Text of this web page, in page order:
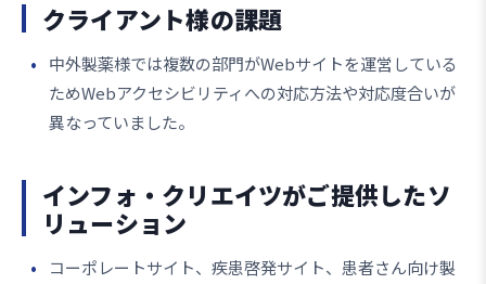
クライアント様の課題
中外製薬様では複数の部門がWebサイトを運営している
ためWebアクセシビリティへの対応方法や対応度合いが
異なっていました。
インフォ・クリエイツがご提供したソ
リューション
コーポレートサイト、疾患啓発サイト、患者さん向け製